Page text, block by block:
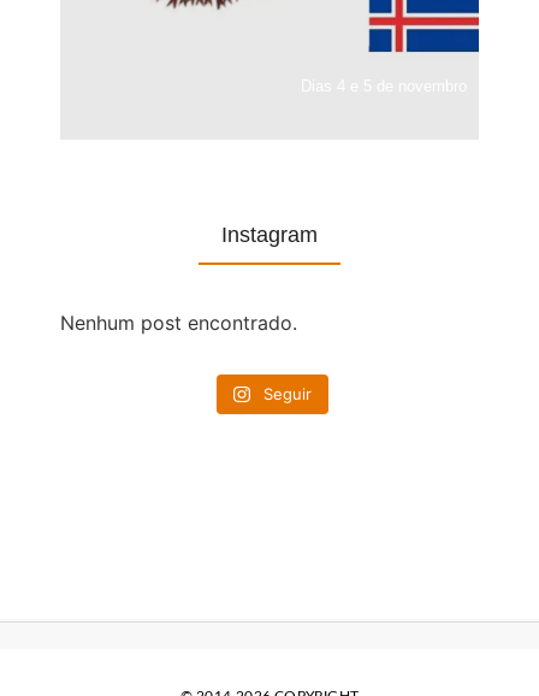
Instagram
Nenhum post encontrado.
Seguir